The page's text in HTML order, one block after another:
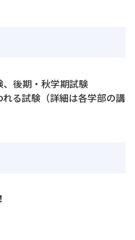
後期・秋学期試験
る試験（詳細は各学部の講